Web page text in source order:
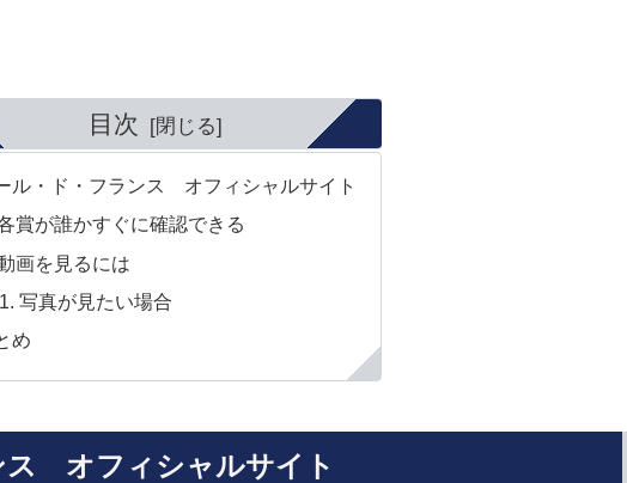
目次
ル・ド・フランス オフィシャルサイト
賞が誰かすぐに確認できる
画を見るには
写真が見たい場合
め
ス オフィシャルサイト